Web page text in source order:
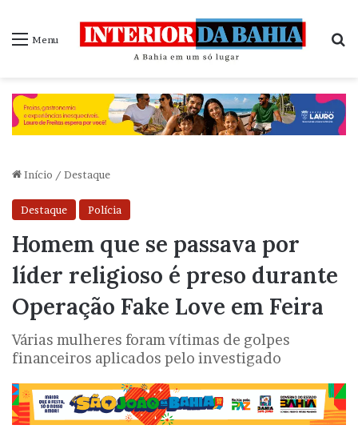
Menu
Início / Destaque
Destaque Polícia
Homem que se passava por
líder religioso é preso durante
Operação Fake Love em Feira
Várias mulheres foram vítimas de golpes
financeiros aplicados pelo investigado